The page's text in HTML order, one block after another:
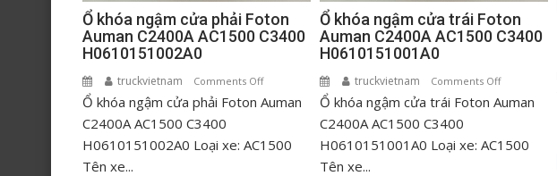
Ổ khóa ngậm cửa phải Foton
Auman C2400A AC1500 C3400
H0610151002A0
truckvietnam Comments Offon
Ổ
ngậm
Ổ khóa ngậm cửa phải Foton Auman
C2400A AC1500 C3400
H0610151002A0 Loại xe: AC1500
Tên xe...
Ổ khóa ngậm cửa trái Foton
Auman C2400A AC1500 C3400
H0610151001A0
truckvietnam Comments Offon
Ổ
ngậm
Ổ khóa ngậm cửa trái Foton Auman
C2400A AC1500 C3400
H0610151001A0 Loại xe: AC1500
Tên xe...